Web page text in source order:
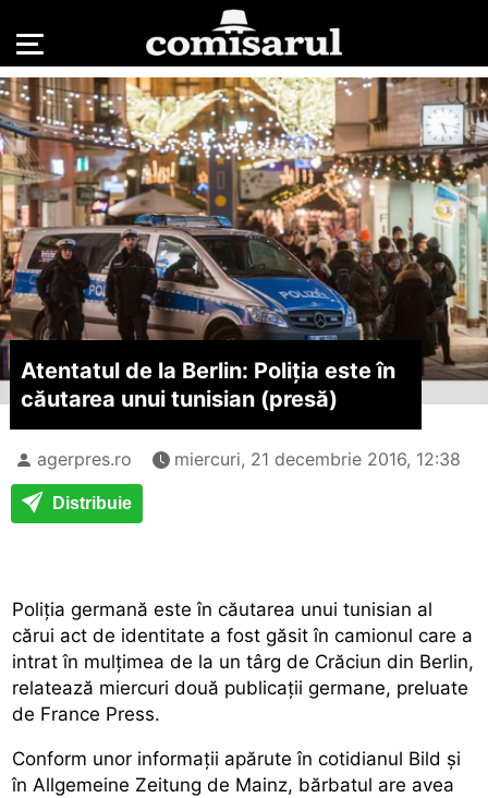
Atentatul de la Berlin: Poliția este în
căutarea unui tunisian (presă)
agerpres.ro miercuri, 21 decembrie 2016, 12:38
Distribuie
Poliția germană este în căutarea unui tunisian al
cărui act de identitate a fost găsit în camionul care a
intrat în mulțimea de la un târg de Crăciun din Berlin,
relatează miercuri două publicații germane, preluate
de France Press.
Conform unor informații apărute în cotidianul Bild și
în Allgemeine Zeitung de Mainz, bărbatul are avea